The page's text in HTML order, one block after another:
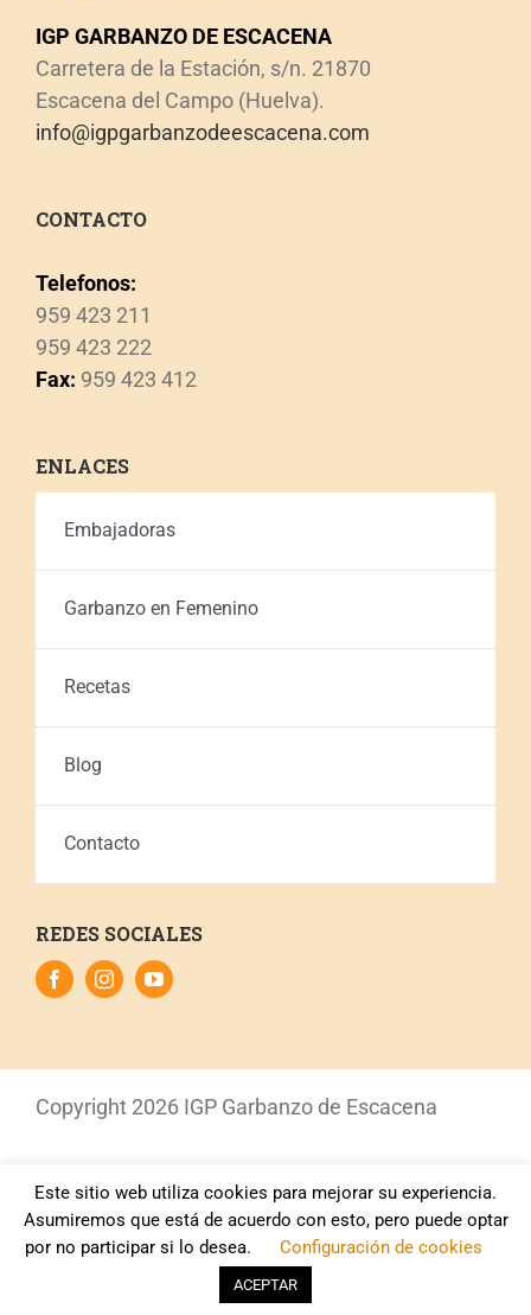
IGP GARBANZO DE ESCACENA
Carretera de la Estación, s/n. 21870
Escacena del Campo (Huelva).
info@igpgarbanzodeescacena.com
CONTACTO
Telefonos:
959 423 211
959 423 222
Fax: 959 423 412
ENLACES
Embajadoras
Garbanzo en Femenino
Recetas
Blog
Contacto
REDES SOCIALES
Copyright 2026 IGP Garbanzo de Escacena
Aviso Legal –Política de Privacidad –Política de
Cookies
Este sitio web utiliza cookies para mejorar su experiencia.
Asumiremos que está de acuerdo con esto, pero puede optar
por no participar si lo desea.
Configuración de cookies
ACEPTAR